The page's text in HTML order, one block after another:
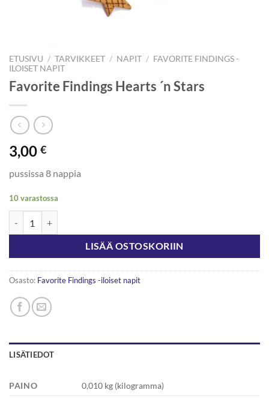
ETUSIVU / TARVIKKEET / NAPIT / FAVORITE FINDINGS -
ILOISET NAPIT
Favorite Findings Hearts ´n Stars
3,00 €
pussissa 8 nappia
10 varastossa
LISÄÄ OSTOSKORIIN
Osasto: Favorite Findings -iloiset napit
LISÄTIEDOT
PAINO 0,010 kg (kilogramma)